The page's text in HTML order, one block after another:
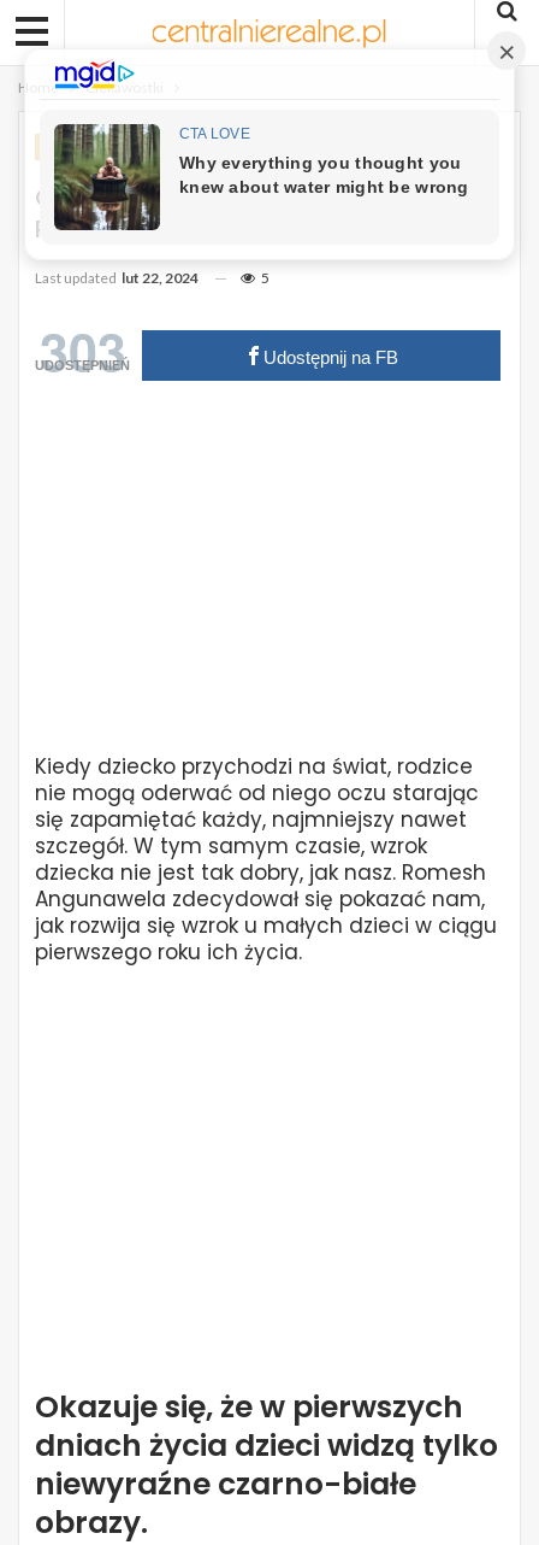
Home Ciekawostki
CIEKAWOSTKI
Oto Jak Dziecko Widzi Świat W
Pierwszym Roku Swojego Życia.
Last updated lut 22, 2024 5
303
UDOSTĘPNIEŃ Udostępnij na FB
Kiedy dziecko przychodzi na świat, rodzice
nie mogą oderwać od niego oczu starając
się zapamiętać każdy, najmniejszy nawet
szczegół. W tym samym czasie, wzrok
dziecka nie jest tak dobry, jak nasz. Romesh
Angunawela zdecydował się pokazać nam,
jak rozwija się wzrok u małych dzieci w ciągu
pierwszego roku ich życia.
Okazuje się, że w pierwszych
dniach życia dzieci widzą tylko
niewyraźne czarno-białe
obrazy.